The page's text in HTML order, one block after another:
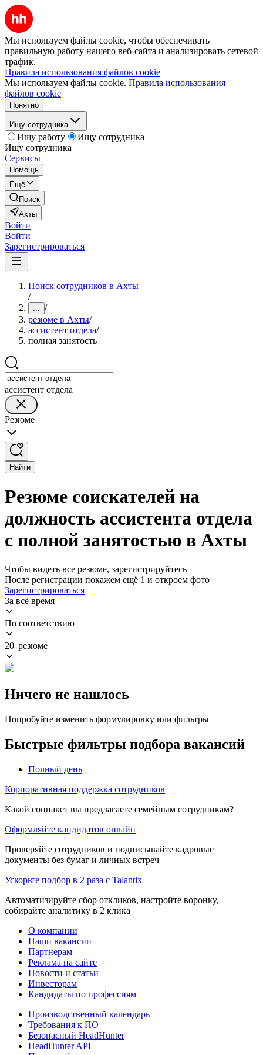
Мы используем файлы cookie, чтобы обеспечивать
правильную работу нашего веб-сайта и анализировать сетевой
трафик.
Правила использования файлов cookie
Мы используем файлы cookie. Правила использования
файлов cookie
Понятно
Ищу сотрудника
Ищу работу
Ищу сотрудника
Ищу сотрудника
Сервисы
Помощь
Ещё
Поиск
Ахты
Войти
Войти
Зарегистрироваться
Поиск сотрудников в Ахты
/
... /
резюме в Ахты/
ассистент отдела/
полная занятость
ассистент отдела
Резюме
Найти
Резюме соискателей на
должность ассистента отдела
с полной занятостью в Ахты
Чтобы видеть все резюме, зарегистрируйтесь
После регистрации покажем ещё 1 и откроем фото
Зарегистрироваться
За всё время
По соответствию
20 резюме
Ничего не нашлось
Попробуйте изменить формулировку или фильтры
Быстрые фильтры подбора вакансий
Полный день
Корпоративная поддержка сотрудников
Какой соцпакет вы предлагаете семейным сотрудникам?
Оформляйте кандидатов онлайн
Проверяйте сотрудников и подписывайте кадровые
документы без бумаг и личных встреч
Ускорьте подбор в 2 раза с Talantix
Автоматизируйте сбор откликов, настройте воронку,
собирайте аналитику в 2 клика
О компании
Наши вакансии
Партнерам
Реклама на сайте
Новости и статьи
Инвесторам
Кандидаты по профессиям
Производственный календарь
Требования к ПО
Безопасный HeadHunter
HeadHunter API